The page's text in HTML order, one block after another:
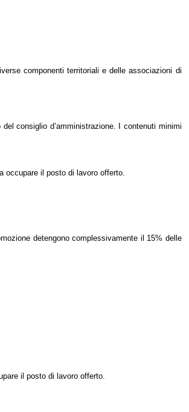
componenti territoriali e delle associazioni di
consiglio d’amministrazione. I contenuti minimi
occupare il posto di lavoro offerto.
detengono complessivamente il 15% delle
il posto di lavoro offerto.